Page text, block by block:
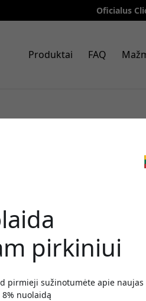
Oficialus
Produktai FAQ
kapsulių 3
su iš
patalpose
pirkiniui
pirmieji sužinotumėte apie naujas
nuolaidą